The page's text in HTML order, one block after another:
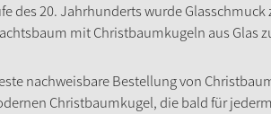
des 20. Jahrhunderts wurde
mit Christbaumkugeln aus Glas
nachweisbare Bestellung von
Christbaumkugel, die bald für